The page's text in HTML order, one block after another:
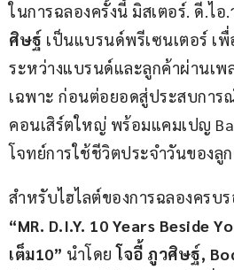
ในการฉลองครั้งนี้ มิสเตอร์. ดี.ไอ
ศิษฐ์ เป็นแบรนด์พรีเซนเตอร์ เ
ระหว่างแบรนด์และลูกค้าผ่านเ
เฉพาะ ก่อนต่อยอดสู่ประสบการ
คอนเสิร์ตใหญ่ พร้อมแคมเปญ
โจทย์การใช้ชีวิตประจำวันของลู
สำหรับไฮไลต์ของการฉลองครบ
“MR. D.I.Y. 10 Years Beside
เต็ม10” นำโดย โจอี้ ภูวศิษฐ์,